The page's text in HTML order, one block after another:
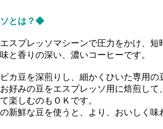
とは？◆
スプレッソマシーンで圧力をかけ、短
と香りの深い、濃いコーヒーです。
カ豆を深煎りし、細かくひいた専用の
好みの豆をエスプレッソ用に焙煎して、
楽しむのもＯＫです。
新鮮な豆を使うと、より、おいしく味